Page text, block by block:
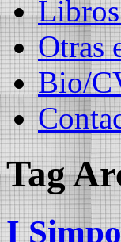
Otras
Bio/
Tag
I